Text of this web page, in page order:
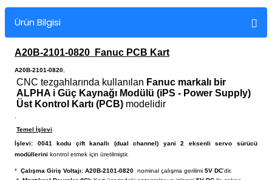
Yuvası
Kablo
Kablo
Kablo
Ürün Bilgisi
A20B-2101-0820 Fanuc PCB Kart
A20B-2101-0820
CNC tezgahlarında kullanılan Fanuc markalı bir
ALPHA i Güç Kaynağı Modülü (iPS - Power Supply)
Üst Kontrol Kartı (PCB) modelidir
.
Temel İşlevi
İşlevi:
0041 kodu çift kanallı (dual channel) yani 2 eksenli servo sürücü
modüllerini kontrol etmek için üretilmiştir.
* Çalışma Giriş Voltajı: A20B-2101-0820 nominal çalışma gerilimi 5V DC'dir.